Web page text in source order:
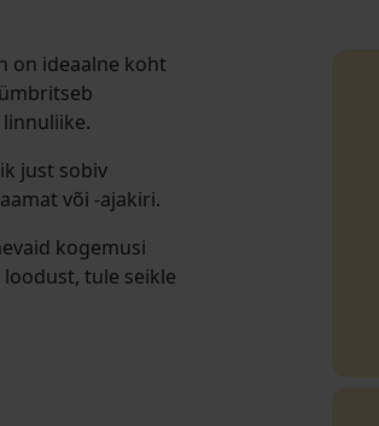
on ideaalne koht
just sobiv
või -ajakiri.
kogemusi
tule seikle